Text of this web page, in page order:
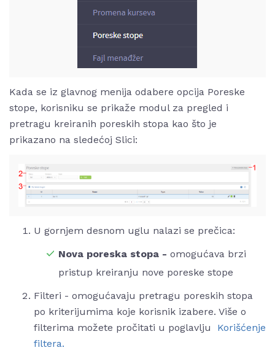
Kada se iz glavnog menija odabere opcija Poreske
stope, korisniku se prikaže modul za pregled i
pretragu kreiranih poreskih stopa kao što je
prikazano na sledećoj Slici:
U gornjem desnom uglu nalazi se prečica:
Nova poreska stopa - omogućava brzi
pristup kreiranju nove poreske stope
Filteri - omogućavaju pretragu poreskih stopa
po kriterijumima koje korisnik izabere. Više o
filterima možete pročitati u poglavlju
Korišćenje
filtera.